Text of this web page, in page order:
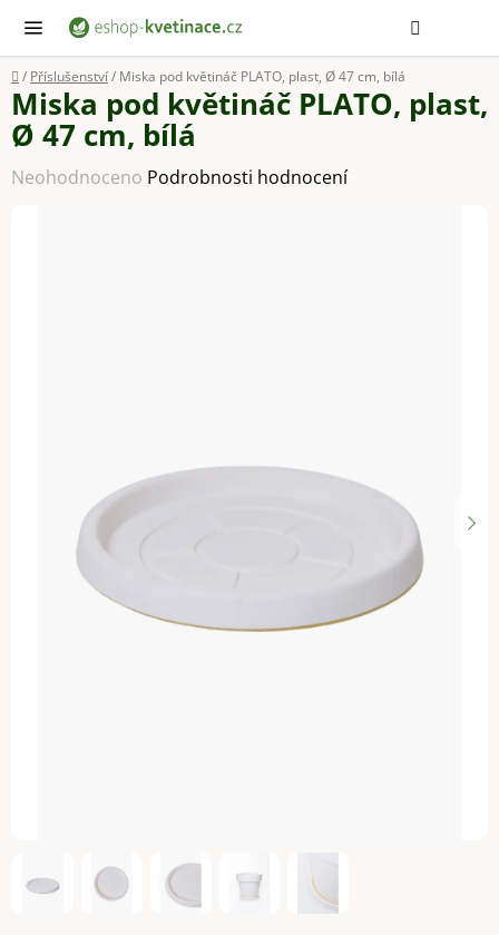
obsah
Domů
/ Příslušenství/ Miska pod květináč PLATO, plast, Ø 47 cm, bílá
Miska pod květináč PLATO, plast,
Ø 47 cm, bílá
Průměrné
Neohodnoceno Podrobnosti hodnocení